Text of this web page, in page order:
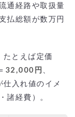
通経路や取扱量
払総額が数万円
たとえば定価
32,000円
仕入れ値のイメ
諸経費）。